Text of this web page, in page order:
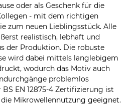
oder als Geschenk für die
- mit dem richtigen
zum neuen Lieblingsstück. Alle
realistisch, lebhaft und
der Produktion. Die robuste
wird dabei mittels langlebigem
wodurch das Motiv auch
problemlos
EN 12875-4 Zertifizierung ist
Mikrowellennutzung geeignet.